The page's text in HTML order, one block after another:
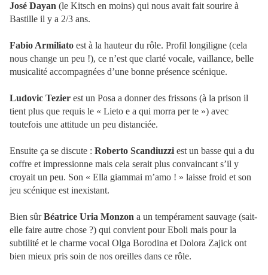
José Dayan (le Kitsch en moins) qui nous avait fait sourire à
Bastille il y a 2/3 ans.
Fabio Armiliato est à la hauteur du rôle. Profil longiligne (cela
nous change un peu !), ce n’est que clarté vocale, vaillance, belle
musicalité accompagnées d’une bonne présence scénique.
Ludovic Tezier est un Posa a donner des frissons (à la prison il
tient plus que requis le « Lieto e a qui morra per te ») avec
toutefois une attitude un peu distanciée.
Ensuite ça se discute : Roberto Scandiuzzi est un basse qui a du
coffre et impressionne mais cela serait plus convaincant s’il y
croyait un peu. Son « Ella giammai m’amo ! » laisse froid et son
jeu scénique est inexistant.
Bien sûrBéatrice Uria Monzon a un tempérament sauvage (sait-
elle faire autre chose ?) qui convient pour Eboli mais pour la
subtilité et le charme vocal Olga Borodina et Dolora Zajick ont
bien mieux pris soin de nos oreilles dans ce rôle.